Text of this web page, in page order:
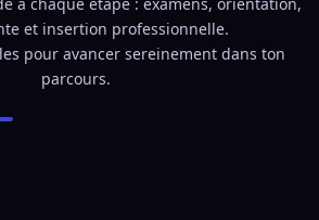
et insertion professionnelle.
pour avancer sereinement dans ton
parcours.